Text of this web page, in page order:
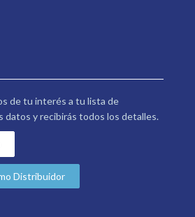
de tu interés a tu lista de
datos y recibirás todos los detalles.
Distribuidor